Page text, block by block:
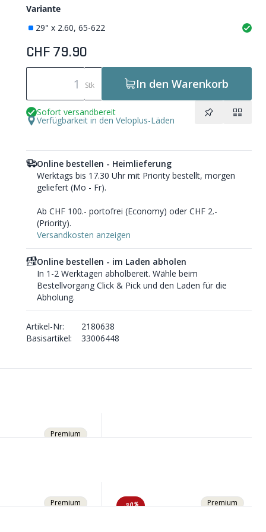
Variante
29" x 2.60, 65-622
CHF 79.90
Stk In den Warenkorb
Sofort versandbereit
Verfügbarkeit in den Veloplus-Läden
Online bestellen - Heimlieferung
Werktags bis 17.30 Uhr mit Priority bestellt, morgen
geliefert (Mo - Fr).
Ab CHF 100.- portofrei (Economy) oder CHF 2.-
(Priority).
Versandkosten anzeigen
Online bestellen - im Laden abholen
In 1-2 Werktagen abholbereit. Wähle beim
Bestellvorgang Click & Pick und den Laden für die
Abholung.
Artikel-Nr:
2180638
Basisartikel:
33006448
Premium
Premium -30% Premium